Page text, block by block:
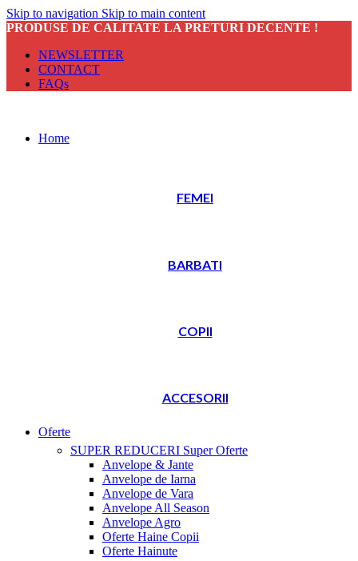
Skip to navigation Skip to main content
PRODUSE DE CALITATE LA PRETURI DECENTE !
NEWSLETTER
CONTACT
FAQs
Home
FEMEI
BARBATI
COPII
ACCESORII
Oferte
SUPER REDUCERI Super Oferte
Anvelope & Jante
Anvelope de Iarna
Anvelope de Vara
Anvelope All Season
Anvelope Agro
Oferte Haine Copii
Oferte Hainute